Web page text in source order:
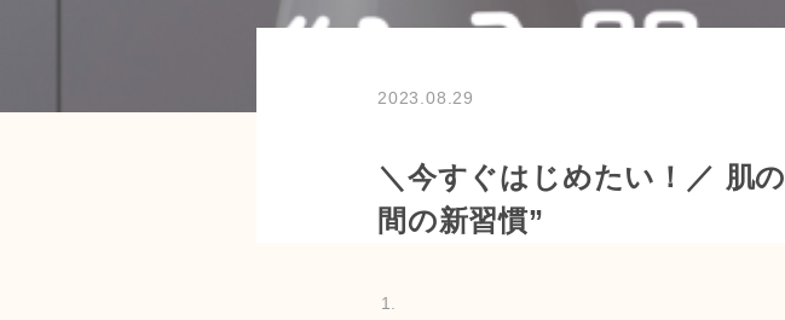
2023.08.29
＼今すぐはじめたい！／ 肌
間の新習慣”